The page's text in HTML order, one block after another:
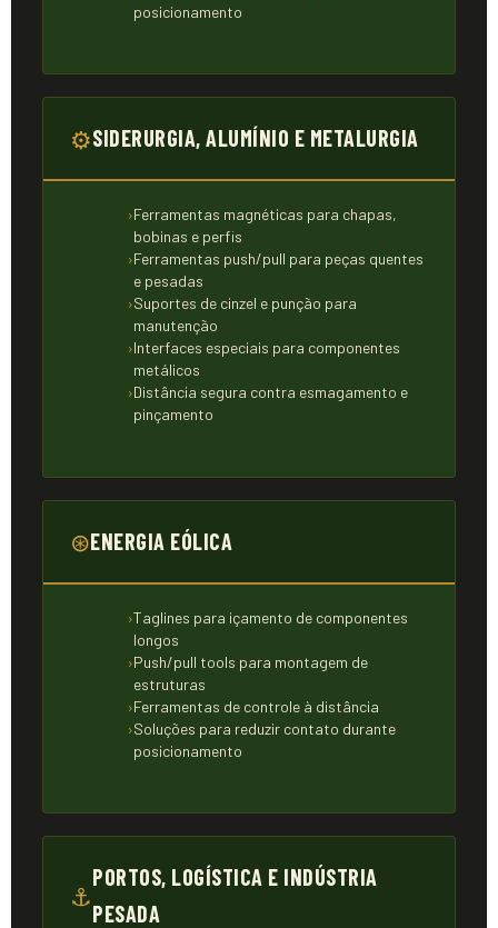
posicionamento
⚙SIDERURGIA, ALUMÍNIO E METALURGIA
Ferramentas magnéticas para chapas,
bobinas e perfis
Ferramentas push/pull para peças quentes
e pesadas
Suportes de cinzel e punção para
manutenção
Interfaces especiais para componentes
metálicos
Distância segura contra esmagamento e
pinçamento
⊛ENERGIA EÓLICA
Taglines para içamento de componentes
longos
Push/pull tools para montagem de
estruturas
Ferramentas de controle à distância
Soluções para reduzir contato durante
posicionamento
⚓
PORTOS, LOGÍSTICA E INDÚSTRIA
PESADA